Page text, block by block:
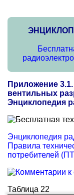
Приложение
вентильных
Энциклопедия
Энциклопедия
Правила
потребителей
Таблица 22